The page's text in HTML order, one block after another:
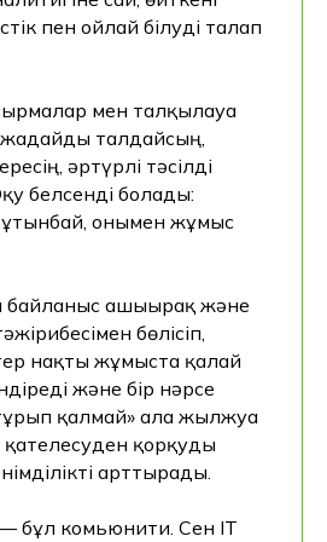
пен ойлай білуді талап
мен талқылауға
жағдайды талдайсың,
әртүрлі тәсілді
белсенді болады:
онымен жұмыс
ашығырақ және
бөлісіп,
нақты жұмыста қалай
және бір нәрсе
қалмай» алға жылжуға
қателесуден қорқуды
арттырады.
— бұл комьюнити. Сен IT